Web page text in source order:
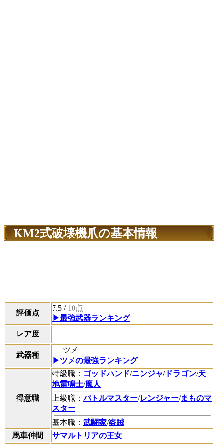
KM2式破壊機爪の基本情報
評価点
7.5 / 10点
▶最強武器ランキング
レア度
武器種
ツメ
▶ツメの最強ランキング
得意職
特級職： ゴッドハンド/ニンジャ/ドラゴン/天
地雷鳴士/魔人
上級職：バトルマスター/レンジャー/まものマ
スター
基本職： 武闘家/盗賊
馬車仲間
サマルトリアの王女